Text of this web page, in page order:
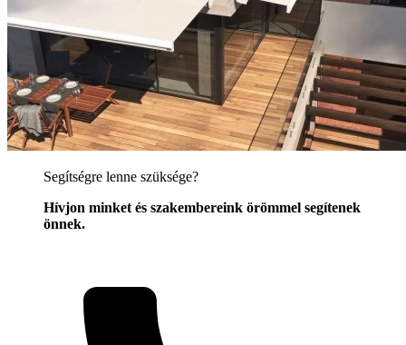
Segítségre lenne szüksége?
Hívjon minket és szakembereink örömmel segítenek
önnek.